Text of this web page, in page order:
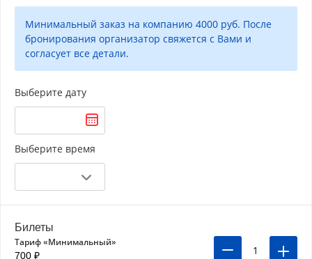
Минимальный заказ на компанию 4000 руб. После
бронирования организатор свяжется с Вами и
согласует все детали.
Выберите дату
Выберите время
Билеты
Тариф «Минимальный»
700 ₽ 1